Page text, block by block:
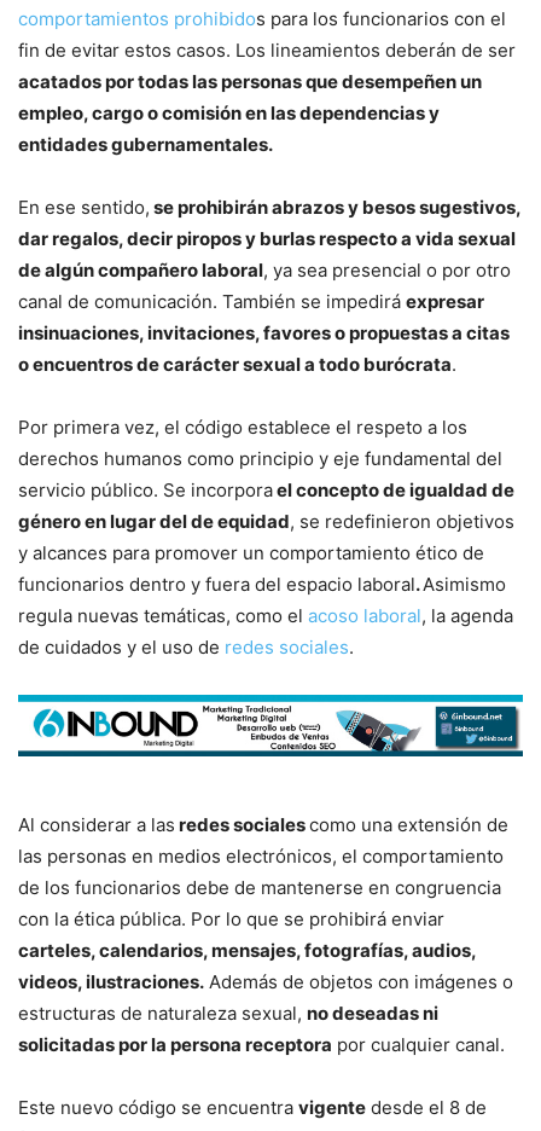
comportamientos prohibidos para los funcionarios con el
fin de evitar estos casos. Los lineamientos deberán de ser
acatados por todas las personas que desempeñen un
empleo, cargo o comisión en las dependencias y
entidades gubernamentales.
En ese sentido, se prohibirán abrazos y besos sugestivos,
dar regalos, decir piropos y burlas respecto a vida sexual
de algún compañero laboral, ya sea presencial o por otro
canal de comunicación. También se impedirá expresar
insinuaciones, invitaciones, favores o propuestas a citas
o encuentros de carácter sexual a todo burócrata.
Por primera vez, el código establece el respeto a los
derechos humanos como principio y eje fundamental del
servicio público. Se incorporael concepto de igualdad de
género en lugar del de equidad, se redefinieron objetivos
y alcances para promover un comportamiento ético de
funcionarios dentro y fuera del espacio laboral.Asimismo
regula nuevas temáticas, como el acoso laboral, la agenda
de cuidados y el uso de redes sociales.
Al considerar a las redes socialescomo una extensión de
las personas en medios electrónicos, el comportamiento
de los funcionarios debe de mantenerse en congruencia
con la ética pública. Por lo que se prohibirá enviar
carteles, calendarios, mensajes, fotografías, audios,
videos, ilustraciones. Además de objetos con imágenes o
estructuras de naturaleza sexual, no deseadas ni
solicitadas por la persona receptora por cualquier canal.
Este nuevo código se encuentra vigente desde el 8 de